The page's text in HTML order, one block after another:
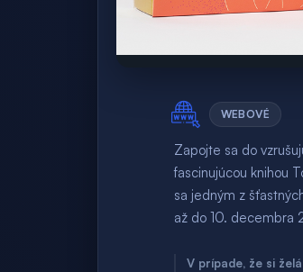
WEBOVÉ
Zapojte sa do
fascinujúcou knihou
sa jedným z
až do 10. decembra
V prípade, že si